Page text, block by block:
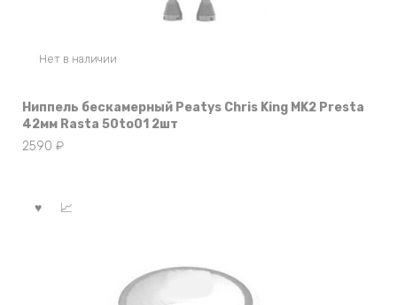
Нет в наличии
Ниппель бескамерный Peatys Chris King MK2 Presta
42мм Rasta 50to01 2шт
2590 ₽